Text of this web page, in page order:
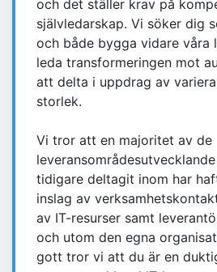
och det ställer krav på
självledarskap. Vi söker dig
och både bygga vidare våra
leda transformeringen mot
att delta i uppdrag av
storlek.
Vi tror att en majoritet av de
tidigare deltagit inom har
inslag av
av IT-resurser samt
och utom den egna
gott tror vi att du är en